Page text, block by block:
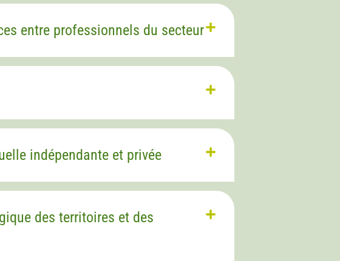
entre professionnels du secteur
indépendante et privée
des territoires et des